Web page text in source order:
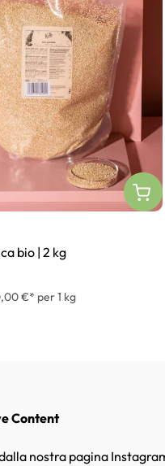
bio | 2 kg
€* per 1 kg
Content
nostra pagina